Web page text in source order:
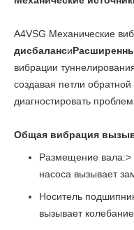
A4VSG Механические
дисбаланси
вибрации
создавая петли
диагностировать
Общая вибрация
Размещение вала:>
насоса вызывает
Носитель
вызывает колебание